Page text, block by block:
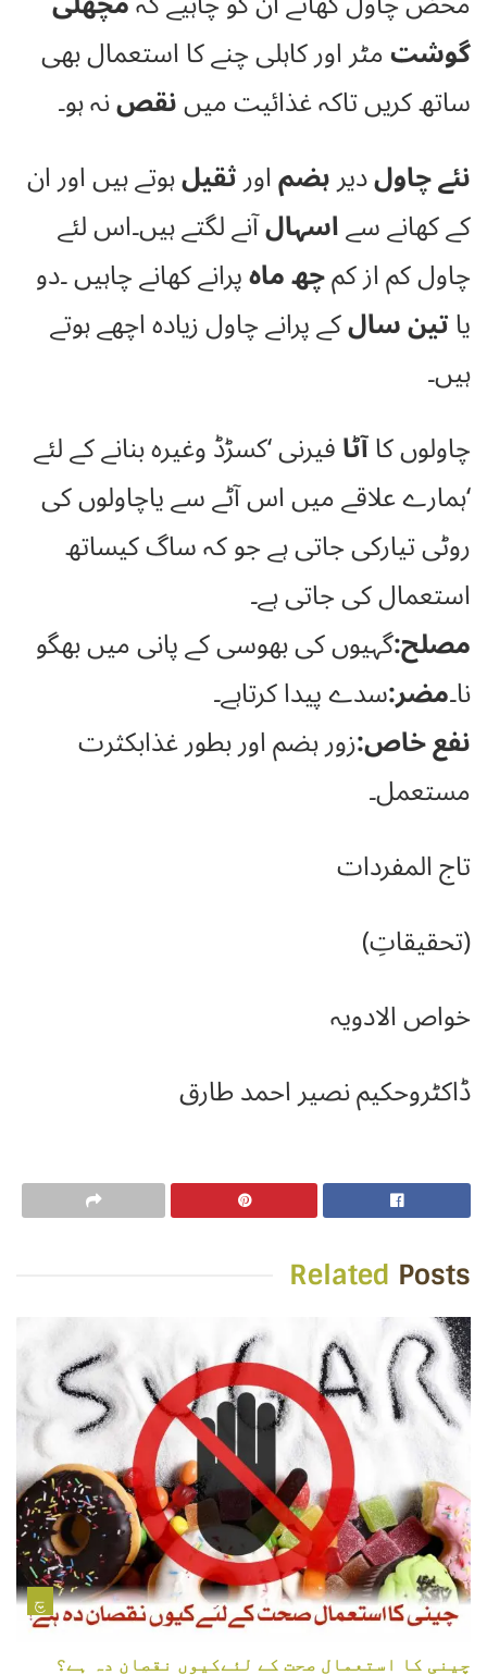
گوشتمٹر اور کاہلی چنے کا استعمال بھی
ساتھ کریں تاکہ غذائیت میںنقصنہ ہو۔
نئے چاولدیرہضماورثقیلہوتے ہیں اور ان
کے کھانے سےاسہالآنے لگتے ہیں۔اس لئے
چاول کم از کمچھ ماہپرانے کھانے چاہیں ۔دو
یاتین سالکے پرانے چاول زیادہ اچھے ہوتے
ہیں۔
چاولوں کاآٹافیرنی ‘کسڑڈ وغیرہ بنانے کے لئے
‘ہمارے علاقے میں اس آٹے سے یاچاولوں کی
روٹی تیارکی جاتی ہے جو کہ ساگ کیساتھ
استعمال کی جاتی ہے۔
مصلح:گہیوں کی بھوسی کے پانی میں بھگو
نا۔مضر:سدے پیدا کرتاہے۔
نفع خاص:زور ہضم اور بطور غذابکثرت
مستعمل۔
تاج المفردات
(تحقیقاتِ)
خواص الادویہ
ڈاکٹروحکیم نصیر احمد طارق
Related Posts
چ
چینی کا استعمال صحت کے لئےکیوں نقصان دہ ہے؟